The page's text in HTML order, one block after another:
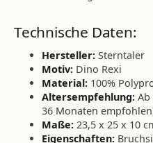
Technische Daten:
Hersteller: Sterntaler
Motiv: Dino Rexi
Material: 100%
Altersempfehlung: Ab
36 Monaten
Maße: 23,5 x 25 x 10
Eigenschaften: